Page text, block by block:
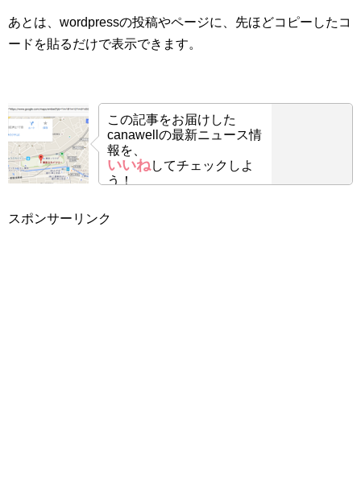
あとは、wordpressの投稿やページに、先ほどコピーしたコ
ードを貼るだけで表示できます。
この記事をお届けした
canawellの最新ニュース情
報を、
いいねしてチェックしよ
う！
スポンサーリンク